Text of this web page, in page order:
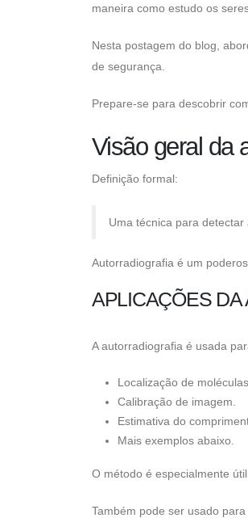
maneira como estudo os
Nesta postagem do blog,
de segurança.
Prepare-se para descobrir
Visão geral da
Definição formal:
Uma técnica para
Autorradiografia é um
APLICAÇÕES DA
A autorradiografia é usada
Localização de
Calibração de imagem.
Estimativa do
Mais exemplos abaixo.
O método é especialmente
Também pode ser usado